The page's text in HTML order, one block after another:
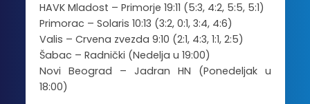
HAVK Mladost – Primorje 19:11 (5:3, 4:2, 5:5, 5:1)
Primorac – Solaris 10:13 (3:2, 0:1, 3:4, 4:6)
Valis – Crvena zvezda 9:10 (2:1, 4:3, 1:1, 2:5)
Šabac – Radnički (Nedelja u 19:00)
Novi Beograd – Jadran HN (Ponedeljak u
18:00)